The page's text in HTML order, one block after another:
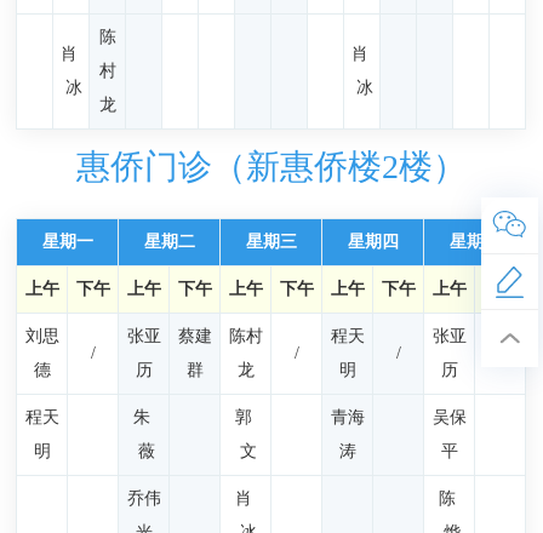
肖
冰
陈
村
龙
肖
冰
惠侨门诊（新惠侨楼2楼）
星期一 星期二 星期三 星期四 星期五
上午 下午 上午 下午 上午 下午 上午 下午 上午 下午
刘思
德
/
张亚
历
蔡建
群
陈村
龙
/
程天
明
/
张亚
历
程天
明
朱
薇
郭
文
青海
涛
吴保
平
乔伟
肖
陈